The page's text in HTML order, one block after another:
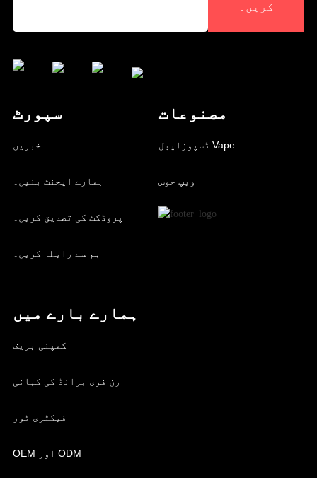
کریں۔
سپورٹ
خبریں
ہمارے ایجنٹ بنیں۔
پروڈکٹ کی تصدیق کریں۔
ہم سے رابطہ کریں۔
مصنوعات
ڈسپوزایبل Vape
ویپ جوس
ہمارے بارے میں
کمپنی بریف
رن فری برانڈ کی کہانی
فیکٹری ٹور
OEM اور ODM